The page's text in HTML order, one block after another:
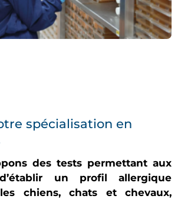
spécialisation en
des tests permettant aux
un profil allergique
chiens, chats et chevaux,